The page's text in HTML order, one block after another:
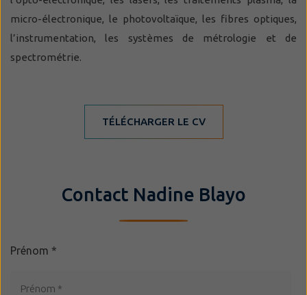
micro-électronique, le photovoltaïque, les fibres optiques,
l’instrumentation, les systèmes de métrologie et de
spectrométrie.
TÉLÉCHARGER LE CV
Contact Nadine Blayo
Prénom *